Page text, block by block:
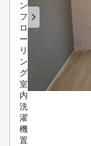
ン
フ
ロ
ー
リ
ン
グ
室
内
洗
濯
機
置